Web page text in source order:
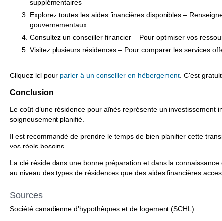
supplémentaires
Explorez toutes les aides financières disponibles –
gouvernementaux
Consultez un conseiller financier – Pour optimiser vos
Visitez plusieurs résidences – Pour comparer les services
Cliquez ici pour parler à un conseiller en hébergement. C’est
Conclusion
Le coût d’une résidence pour aînés représente un investissement
soigneusement planifié.
Il est recommandé de prendre le temps de bien planifier cette
vos réels besoins.
La clé réside dans une bonne préparation et dans la
au niveau des types de résidences que des aides financières
Sources
Société canadienne d’hypothèques et de logement (SCHL)